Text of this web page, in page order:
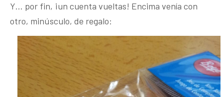
Y… por fin, ¡un cuenta vueltas! Encima venía con
otro, minúsculo, de regalo: